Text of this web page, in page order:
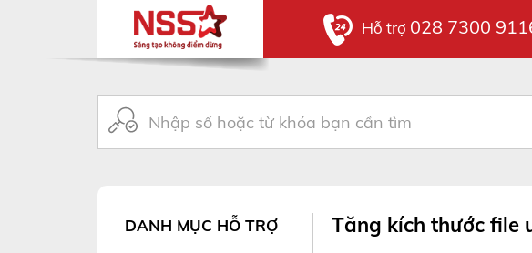
Hỗ trợ 028 7300
Tăng kích thước file
DANH MỤC HỖ TRỢ